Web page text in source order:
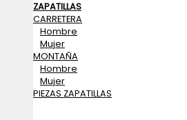
ZAPATILLAS
CARRETERA
Hombre
Mujer
MONTAÑA
Hombre
Mujer
PIEZAS ZAPATILLAS